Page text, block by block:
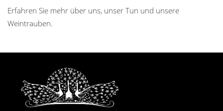
Erfahren Sie mehr über uns, unser Tun und unsere
Weintrauben.